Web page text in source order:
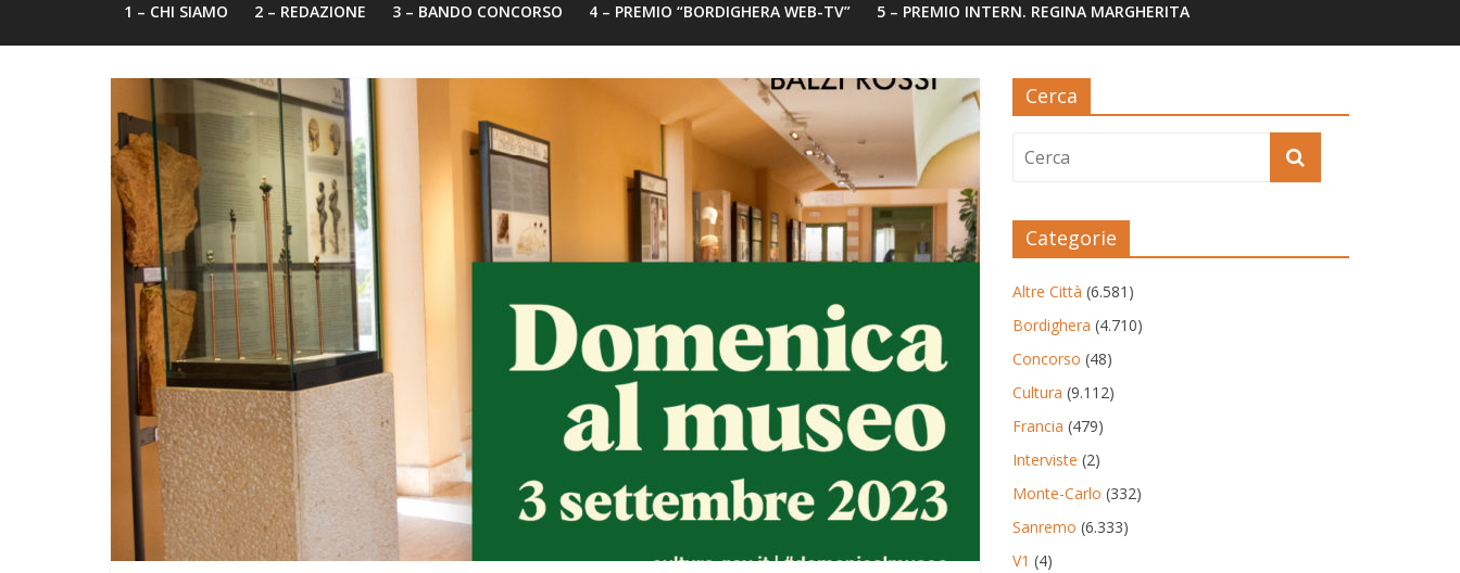
1 – CHI SIAMO 2 – REDAZIONE 3 – BANDO CONCORSO 4 – PREMIO “BORDIGHERA WEB-TV” 5 – PREMIO INTERN. REGINA MARGHERITA
Cerca
Categorie
Altre Città (6.581)
Bordighera (4.710)
Concorso (48)
Cultura (9.112)
Francia (479)
Interviste (2)
Monte-Carlo (332)
Sanremo (6.333)
V1 (4)